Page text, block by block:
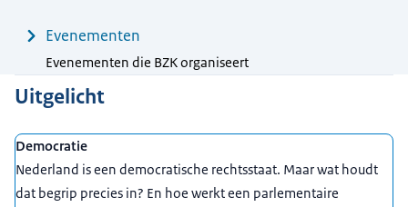
Evenementen
Evenementen die BZK organiseert
Uitgelicht
Democratie
Nederland is een democratische rechtsstaat. Maar wat houdt
dat begrip precies in? En hoe werkt een parlementaire